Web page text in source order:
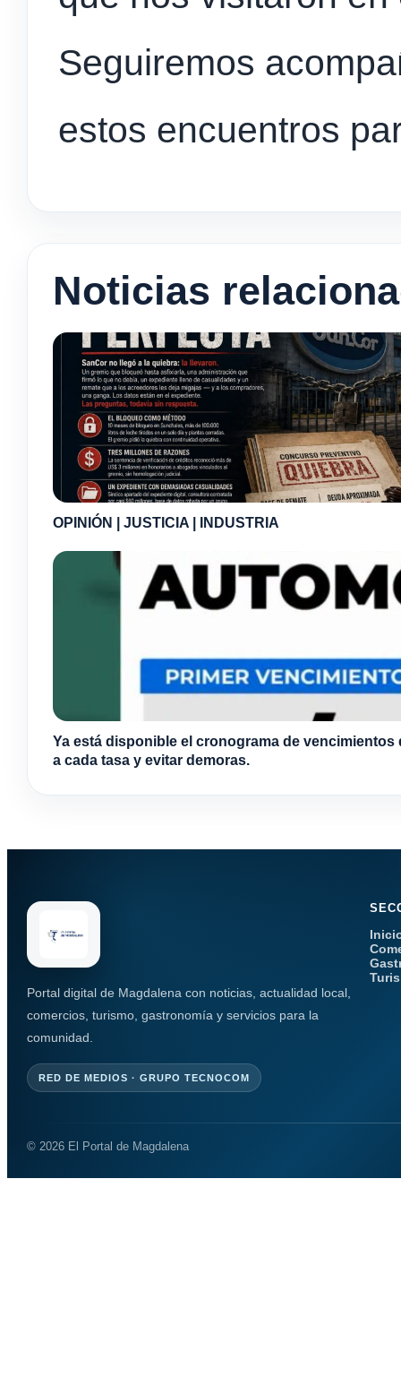
Seguiremos
estos encuentros
Noticias
OPINIÓN | JUSTICIA | INDUSTRIA
Ya está disponible el cronograma de
a cada tasa y evitar demoras.
Portal digital de Magdalena con noticias, actualidad local,
comercios, turismo, gastronomía y servicios para la
comunidad.
RED DE MEDIOS · GRUPO TECNOCOM
© 2026 El Portal de Magdalena